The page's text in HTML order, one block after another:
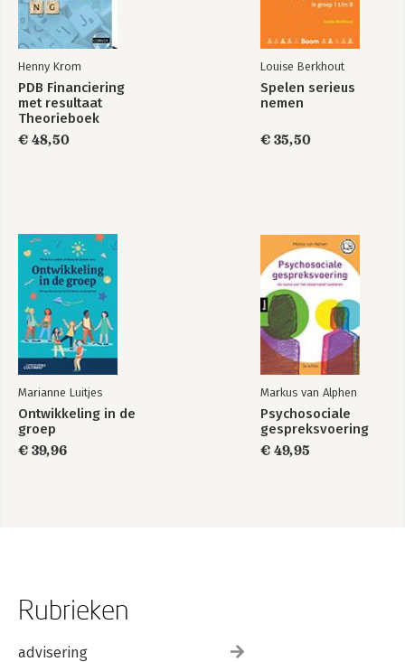
Henny Krom
PDB Financiering
met resultaat
Theorieboek
€ 48,50
Louise Berkhout
Spelen serieus
nemen
€ 35,50
Marianne Luitjes
Ontwikkeling in de
groep
€ 39,96
Markus van Alphen
Psychosociale
gespreksvoering
€ 49,95
Rubrieken
advisering